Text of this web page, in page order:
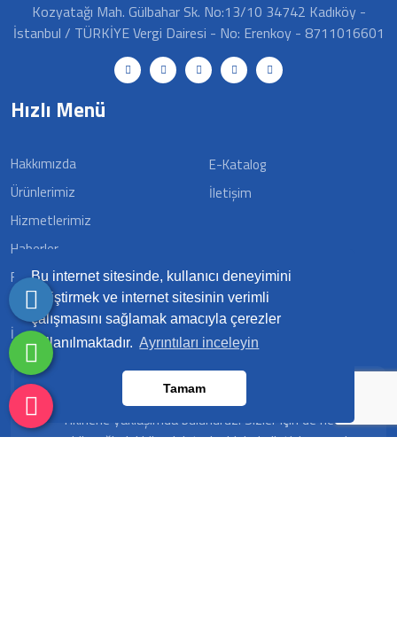
Bu internet sitesinde, kullanıcı deneyimini
geliştirmek ve internet sitesinin verimli
çalışmasını sağlamak amacıyla çerezler
kullanılmaktadır. Ayrıntıları inceleyin
Tamam
Kozyatağı Mah. Gülbahar Sk. No:13/10 34742 Kadıköy -
İstanbul / TÜRKİYE Vergi Dairesi - No: Erenkoy - 8711016601
Hızlı Menü
Hakkımızda
Ürünlerimiz
Hizmetlerimiz
Haberler
Foto Galeri
Video Galeri
İnsan Kaynakları
E-Katalog
İletişim
Bizimle Çalışmak İstermisiniz ? İşimize geniş bir bakış
açısıyla yaklaşıp hayal ederiz, farklı çözüm yolları ve yeni
fikirlerle yaklaşımda bulunuruz. Sizler için de ne
yapabileceğimizi bilmek isteriz, bizimle iletişime geçip